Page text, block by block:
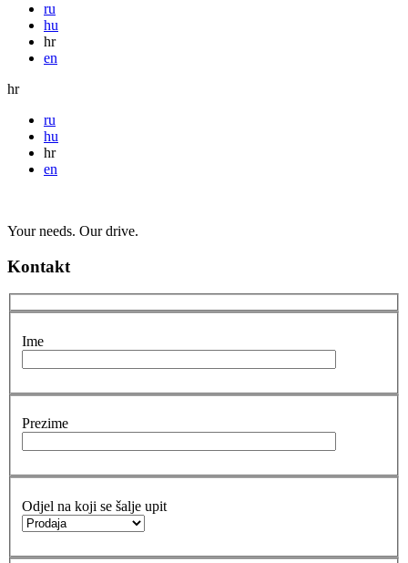
ru
hu
hr
en
hr
ru
hu
hr
en
Your needs. Our drive.
Kontakt
Ime
Prezime
Odjel na koji se šalje upit